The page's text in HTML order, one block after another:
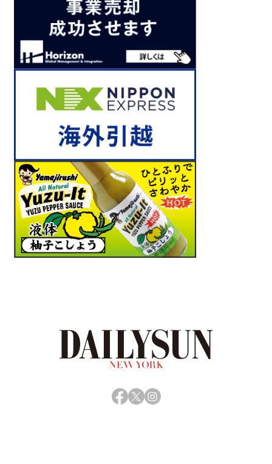
Facebook
X Instagram